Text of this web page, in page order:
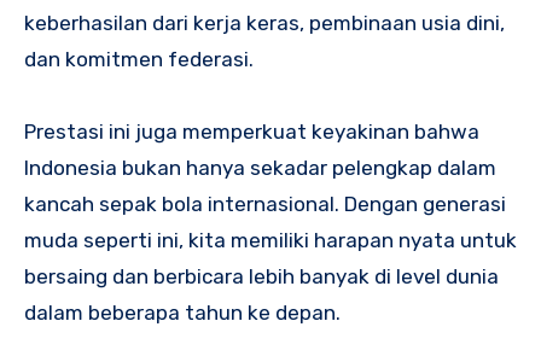
keberhasilan dari kerja keras, pembinaan usia dini,
dan komitmen federasi.
Prestasi ini juga memperkuat keyakinan bahwa
Indonesia bukan hanya sekadar pelengkap dalam
kancah sepak bola internasional. Dengan generasi
muda seperti ini, kita memiliki harapan nyata untuk
bersaing dan berbicara lebih banyak di level dunia
dalam beberapa tahun ke depan.